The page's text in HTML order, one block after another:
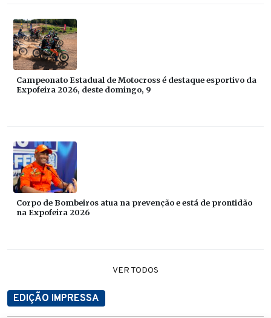
Campeonato Estadual de Motocross é destaque esportivo da
Expofeira 2026, deste domingo, 9
Corpo de Bombeiros atua na prevenção e está de prontidão
na Expofeira 2026
VER TODOS
EDIÇÃO IMPRESSA